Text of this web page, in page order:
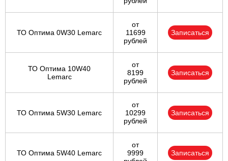
ТО Оптима 0W30 Lemarc
от
11699
рублей
Записаться
ТО Оптима 10W40
Lemarc
от
8199
рублей
Записаться
ТО Оптима 5W30 Lemarc
от
10299
рублей
Записаться
ТО Оптима 5W40 Lemarc
от
9999
Записаться